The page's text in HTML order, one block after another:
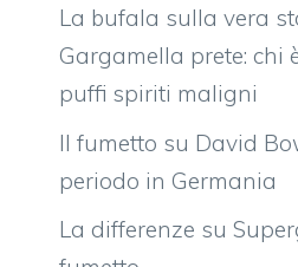
La bufala sulla vera
Gargamella prete: chi
puffi spiriti maligni
Il fumetto su David
periodo in Germania
La differenze su